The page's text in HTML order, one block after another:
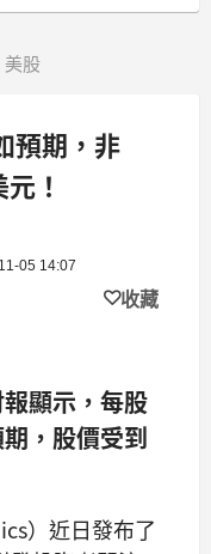
美股
預期，非
！
05 14:07
收藏
顯示，每股
，股價受到
）近日發布了